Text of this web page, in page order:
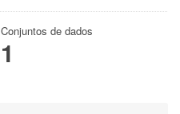
Conjuntos de dados
1